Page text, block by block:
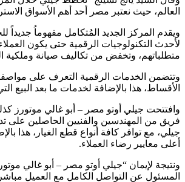
العالم، حيث نعتبر مصر أحد أهم الأسواق
ويقدم المركز الجديد المُتكامل مفهوماُ
لأحدث التكنولوجيات الرقمية حتى يكون
متطلباتهم، وتخفض من تكاليف صيانة وملكية
وتتضمن الخدمات الرقمية التعرف على
الأقساط، هذا بالإضافة لخدمات ما بعد
فريق من المهندسين والفنيين الحاصلين على
جيلي، مع توافر كافة أنواع قطع الغيار،
أعلى معايير رضاء العملاء.
المسئول عن التواصل الكامل مع العميل